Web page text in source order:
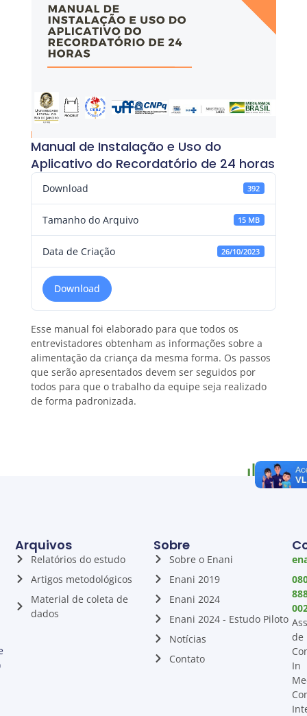
Manual de Instalação e Uso do
Aplicativo do Recordatório de 24 horas
Download 392
Tamanho do Arquivo 15 MB
Data de Criação 26/10/2023
Download
Esse manual foi elaborado para que todos os
entrevistadores obtenham as informações sobre a
alimentação da criança da mesma forma. Os passos
que serão apresentados devem ser seguidos por
todos para que o trabalho da equipe seja realizado
de forma padronizada.
Sobre
Sobre o Enani
Enani 2019
Enani 2024
Enani 2024 - Estudo Piloto
Notícias
Contato
Arquivos
Relatórios do estudo
Artigos metodológicos
Material de coleta de
dados
de
In